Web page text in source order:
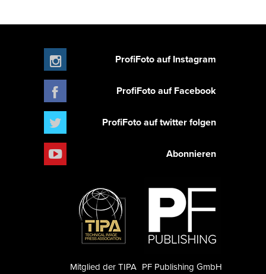
ProfiFoto auf Instagram
ProfiFoto auf Facebook
ProfiFoto auf twitter folgen
Abonnieren
PF Publishing GmbH
Mitglied der TIPA